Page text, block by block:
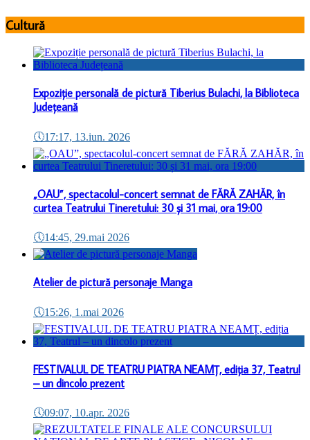
Cultură
Expoziție personală de pictură Tiberius Bulachi, la Biblioteca
Județeană
🕔17:17, 13.iun. 2026
„OAU”, spectacolul-concert semnat de FĂRĂ ZAHĂR, în
curtea Teatrului Tineretului: 30 și 31 mai, ora 19:00
🕔14:45, 29.mai 2026
Atelier de pictură personaje Manga
🕔15:26, 1.mai 2026
FESTIVALUL DE TEATRU PIATRA NEAMȚ, ediția 37, Teatrul
– un dincolo prezent
🕔09:07, 10.apr. 2026